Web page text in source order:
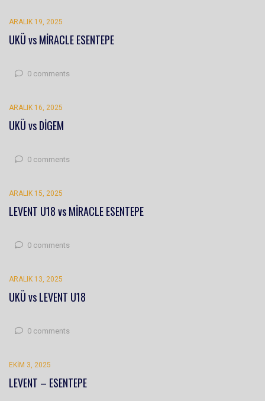
ARALIK 19, 2025
UKÜ vs MİRACLE ESENTEPE
0 comments
ARALIK 16, 2025
UKÜ vs DİGEM
0 comments
ARALIK 15, 2025
LEVENT U18 vs MİRACLE ESENTEPE
0 comments
ARALIK 13, 2025
UKÜ vs LEVENT U18
0 comments
EKIM 3, 2025
LEVENT – ESENTEPE